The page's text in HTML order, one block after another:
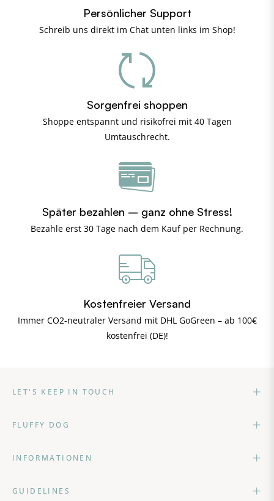
Persönlicher Support
Schreib uns direkt im Chat unten links im Shop!
Sorgenfrei shoppen
Shoppe entspannt und risikofrei mit 40 Tagen
Umtauschrecht.
Später bezahlen – ganz ohne Stress!
Bezahle erst 30 Tage nach dem Kauf per Rechnung.
Kostenfreier Versand
Immer CO2-neutraler Versand mit DHL GoGreen – ab 100€
kostenfrei (DE)!
LET'S KEEP IN TOUCH
FLUFFY DOG
INFORMATIONEN
GUIDELINES